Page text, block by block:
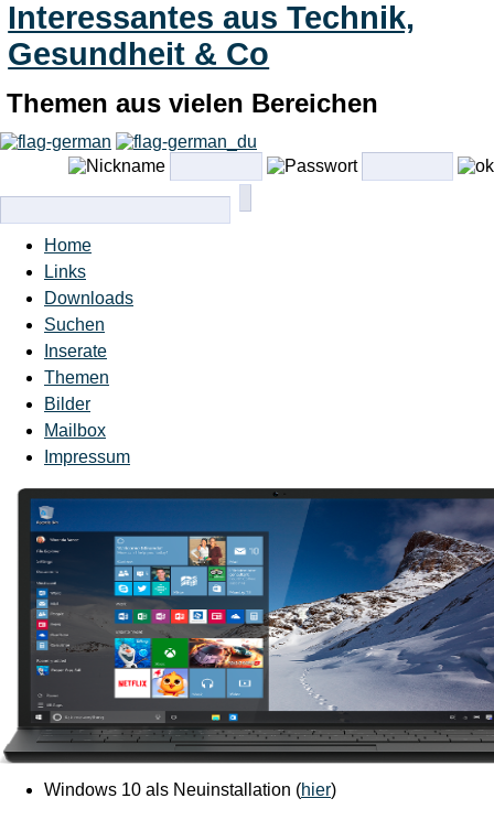
Interessantes aus Technik,
Gesundheit & Co
Themen aus vielen Bereichen
Home
Links
Downloads
Suchen
Inserate
Themen
Bilder
Mailbox
Impressum
Windows 10 als Neuinstallation (hier)